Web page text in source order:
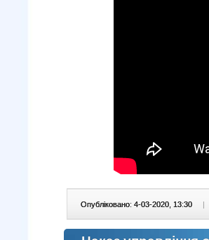
Опубліковано: 4-03-2020, 13:30 |